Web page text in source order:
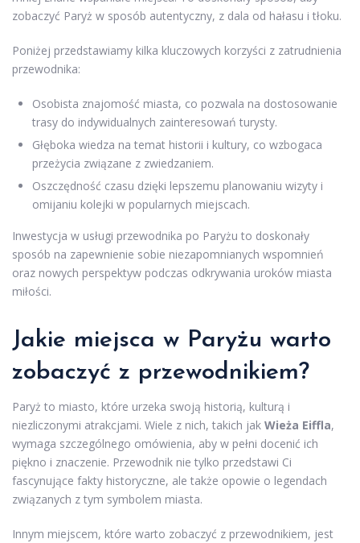
zobaczyć Paryż w sposób autentyczny, z dala od hałasu i tłoku.
Poniżej przedstawiamy kilka kluczowych korzyści z zatrudnienia
przewodnika:
Osobista znajomość miasta, co pozwala na dostosowanie
trasy do indywidualnych zainteresowań turysty.
Głęboka wiedza na temat historii i kultury, co wzbogaca
przeżycia związane z zwiedzaniem.
Oszczędność czasu dzięki lepszemu planowaniu wizyty i
omijaniu kolejki w popularnych miejscach.
Inwestycja w usługi przewodnika po Paryżu to doskonały
sposób na zapewnienie sobie niezapomnianych wspomnień
oraz nowych perspektyw podczas odkrywania uroków miasta
miłości.
Jakie miejsca w Paryżu warto
zobaczyć z przewodnikiem?
Paryż to miasto, które urzeka swoją historią, kulturą i
niezliczonymi atrakcjami. Wiele z nich, takich jak Wieża Eiffla,
wymaga szczególnego omówienia, aby w pełni docenić ich
piękno i znaczenie. Przewodnik nie tylko przedstawi Ci
fascynujące fakty historyczne, ale także opowie o legendach
związanych z tym symbolem miasta.
Innym miejscem, które warto zobaczyć z przewodnikiem, jest